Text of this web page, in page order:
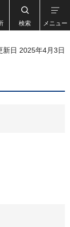
検索 メニュー
新日 2025年4月3日